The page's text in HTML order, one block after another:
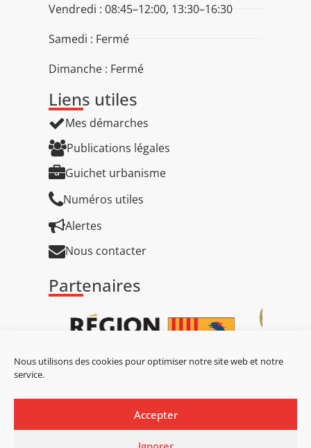
Nous utilisons des cookies pour optimiser notre site web et notre
service.
Accepter
Vendredi : 08:45–12:00, 13:30–16:30
Samedi : Fermé
Dimanche : Fermé
Liens utiles
Mes démarches
Publications légales
Guichet urbanisme
Numéros utiles
Alertes
Nous contacter
Partenaires